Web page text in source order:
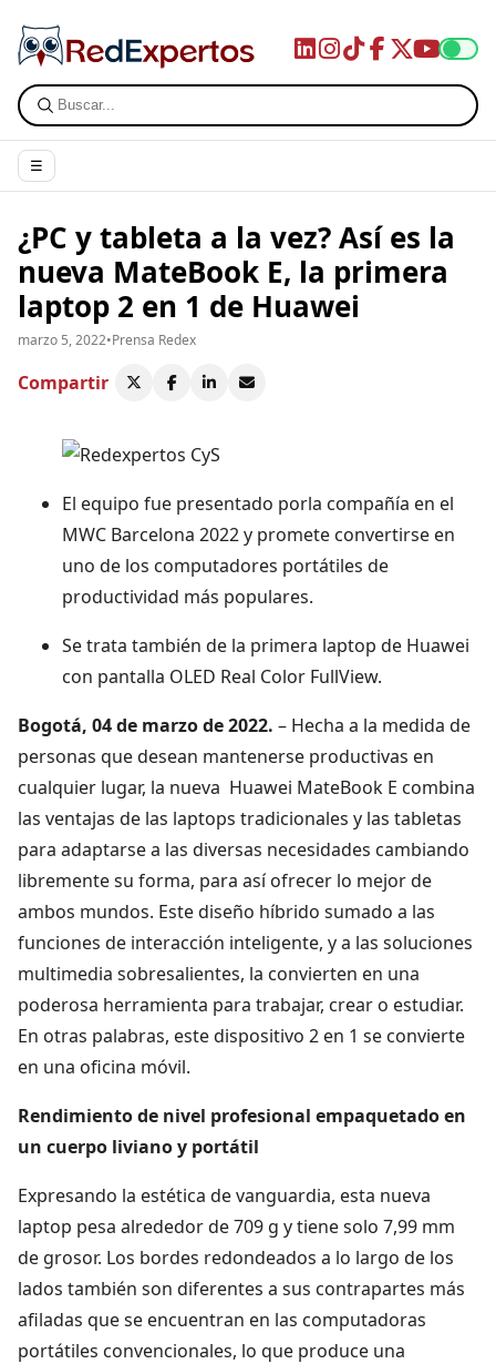
☰
¿PC y tableta a la vez? Así es la
nueva MateBook E, la primera
laptop 2 en 1 de Huawei
marzo 5, 2022•Prensa Redex
Compartir
El equipo fue presentado porla compañía en el
MWC Barcelona 2022 y promete convertirse en
uno de los computadores portátiles de
productividad más populares.
Se trata también de la primera laptop de Huawei
con pantalla OLED Real Color FullView.
Bogotá, 04 de marzo de 2022. – Hecha a la medida de
personas que desean mantenerse productivas en
cualquier lugar, la nueva Huawei MateBook E combina
las ventajas de las laptops tradicionales y las tabletas
para adaptarse a las diversas necesidades cambiando
libremente su forma, para así ofrecer lo mejor de
ambos mundos. Este diseño híbrido sumado a las
funciones de interacción inteligente, y a las soluciones
multimedia sobresalientes, la convierten en una
poderosa herramienta para trabajar, crear o estudiar.
En otras palabras, este dispositivo 2 en 1 se convierte
en una oficina móvil.
Rendimiento de nivel profesional empaquetado en
un cuerpo liviano y portátil
Expresando la estética de vanguardia, esta nueva
laptop pesa alrededor de 709 g y tiene solo 7,99 mm
de grosor. Los bordes redondeados a lo largo de los
lados también son diferentes a sus contrapartes más
afiladas que se encuentran en las computadoras
portátiles convencionales, lo que produce una